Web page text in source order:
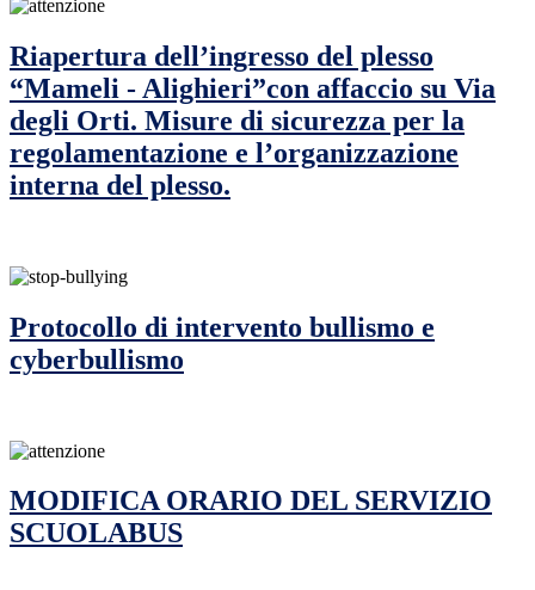
Riapertura dell’ingresso del plesso
“Mameli - Alighieri”con affaccio su Via
degli Orti. Misure di sicurezza per la
regolamentazione e l’organizzazione
interna del plesso.
Protocollo di intervento bullismo e
cyberbullismo
MODIFICA ORARIO DEL SERVIZIO
SCUOLABUS